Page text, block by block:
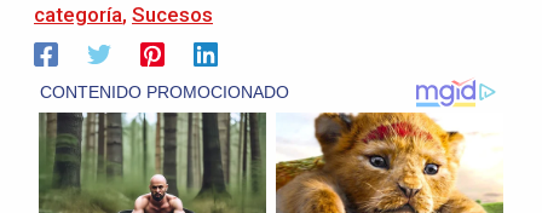
categoría, Sucesos